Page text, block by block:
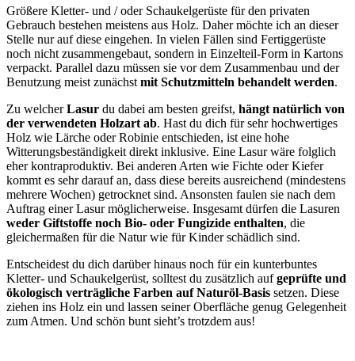
Größere Kletter- und / oder Schaukelgerüste für den privaten
Gebrauch bestehen meistens aus Holz. Daher möchte ich an dieser
Stelle nur auf diese eingehen. In vielen Fällen sind Fertiggerüste
noch nicht zusammengebaut, sondern in Einzelteil-Form in Kartons
verpackt. Parallel dazu müssen sie vor dem Zusammenbau und der
Benutzung meist zunächst mit Schutzmitteln behandelt werden.
Zu welcherLasur du dabei am besten greifst, hängt natürlich von
der verwendeten Holzart ab. Hast du dich für sehr hochwertiges
Holz wie Lärche oder Robinie entschieden, ist eine hohe
Witterungsbeständigkeit direkt inklusive. Eine Lasur wäre folglich
eher kontraproduktiv. Bei anderen Arten wie Fichte oder Kiefer
kommt es sehr darauf an, dass diese bereits ausreichend (mindestens
mehrere Wochen) getrocknet sind. Ansonsten faulen sie nach dem
Auftrag einer Lasur möglicherweise. Insgesamt dürfen die Lasuren
weder Giftstoffe noch Bio- oder Fungizide enthalten, die
gleichermaßen für die Natur wie für Kinder schädlich sind.
Entscheidest du dich darüber hinaus noch für ein kunterbuntes
Kletter- und Schaukelgerüst, solltest du zusätzlich aufgeprüfte und
ökologisch verträgliche Farben auf Naturöl-Basis setzen. Diese
ziehen ins Holz ein und lassen seiner Oberfläche genug Gelegenheit
zum Atmen. Und schön bunt sieht’s trotzdem aus!